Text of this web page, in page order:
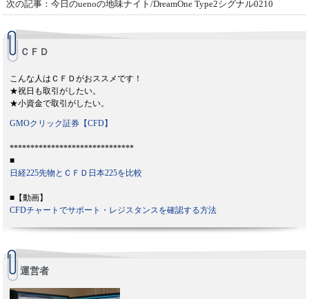
次の記事：今日のuenoの地味ナイト/DreamOne Type2シグナル0210
ＣＦＤ
こんな人はＣＦＤがおススメです！
★祝日も取引がしたい。
★小資金で取引がしたい。
GMOクリック証券【CFD】
******************************
■
日経225先物とＣＦＤ日本225を比較
■【動画】
CFDチャートでサポート・レジスタンスを確認する方法
運営者